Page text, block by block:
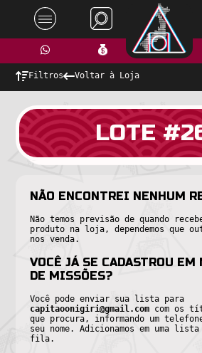
Filtros Voltar à Loja
LOTE
NÃO ENCONTREI NENHUM
Não temos previsão de quando
produto na loja, dependemos que
nos venda.
VOCÊ JÁ SE CADASTROU
DE MISSÕES?
Você pode enviar sua lista para
capitaoonigiri@gmail.com com os
que procura, informando um
seu nome. Adicionamos em uma lista
fila.